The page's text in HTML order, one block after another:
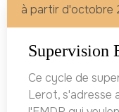
Supervision
Ce cycle de
Lerot, s'adresse
à partir d'octobre